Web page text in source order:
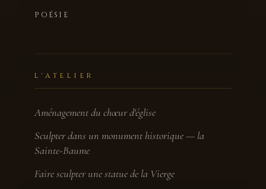
POÉSIE
L'ATELIER
Aménagement du chœur d'église
Sculpter dans un monument historique — la
Sainte-Baume
Faire sculpter une statue de la Vierge